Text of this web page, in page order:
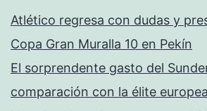
Atlético regresa con dudas y
Copa Gran Muralla 10 en Pekín
El sorprendente gasto del
comparación con la élite europea